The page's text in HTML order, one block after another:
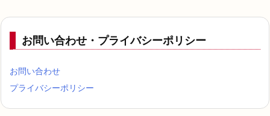
お問い合わせ・プライバシーポリシー
お問い合わせ
プライバシーポリシー